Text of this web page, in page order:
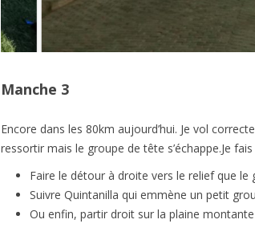
Manche 3
Encore dans les 80km aujourd’hui. Je vol
ressortir mais le groupe de tête s’échappe.Je
Faire le détour à droite vers le relief que
Suivre Quintanilla qui emmène un petit
Ou enfin, partir droit sur la plaine